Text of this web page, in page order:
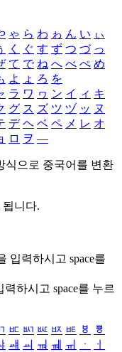
ゃ ら わ ゎ ん い ぃ
く ぐ す ず つ づ っ
て で ね へ べ ぺ め
よ ょ ろ を
ラ ワ ヮ ン イ ィ キ
グ ス ズ ツ ヅ ッ ヌ
デ ヘ ベ ペ メ レ オ
ロ ヲ ―
식으로 중국어를 변환
니다.
입력하시고 space를
력하시고 space를 누르
ㅳ ㅴ ㅵ ㅶ ㅷ ㅸ
ㅹ
ㆈ ㆉ ㆊ ㆋ ㆌ ㆍ
ㆎ